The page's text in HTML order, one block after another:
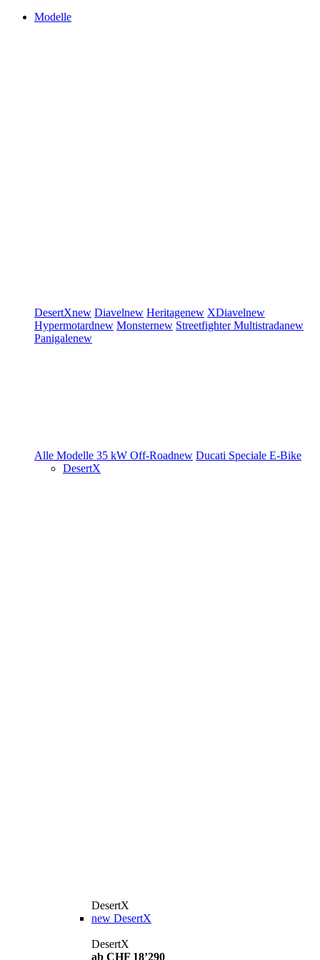
Modelle
DesertXnew Diavelnew Heritagenew XDiavelnew
Hypermotardnew Monsternew StreetfighterMultistradanew
Panigalenew
Alle Modelle 35 kW Off-Roadnew Ducati Speciale E-Bike
DesertX
DesertX
new DesertX
DesertX
ab CHF 18’290